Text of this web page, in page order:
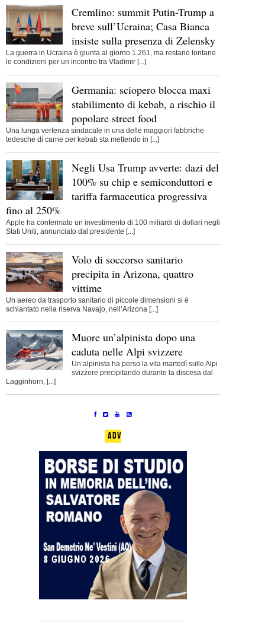
Cremlino: summit Putin-Trump a
breve sull’Ucraina; Casa Bianca
insiste sulla presenza di Zelensky
La guerra in Ucraina è giunta al giorno 1.261, ma restano lontane
le condizioni per un incontro tra Vladimir [...]
Germania: sciopero blocca maxi
stabilimento di kebab, a rischio il
popolare street food
Una lunga vertenza sindacale in una delle maggiori fabbriche
tedesche di carne per kebab sta mettendo in [...]
Negli Usa Trump avverte: dazi del
100% su chip e semiconduttori e
tariffa farmaceutica progressiva
fino al 250%
Apple ha confermato un investimento di 100 miliardi di dollari negli
Stati Uniti, annunciato dal presidente [...]
Volo di soccorso sanitario
precipita in Arizona, quattro
vittime
Un aereo da trasporto sanitario di piccole dimensioni si è
schiantato nella riserva Navajo, nell’Arizona [...]
Muore un’alpinista dopo una
caduta nelle Alpi svizzere
Un’alpinista ha perso la vita martedì sulle Alpi
svizzere precipitando durante la discesa dal
Lagginhorn, [...]
ADV